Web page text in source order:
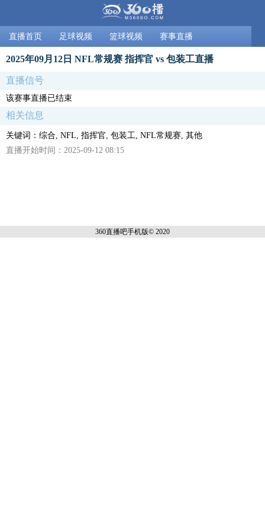
直播首页 足球视频 篮球视频 赛事直播
2025年09月12日 NFL常规赛 指挥官 vs 包装工直播
直播信号
该赛事直播已结束
相关信息
关键词：综合, NFL, 指挥官, 包装工, NFL常规赛, 其他
直播开始时间：2025-09-12 08:15
360直播吧手机版© 2020